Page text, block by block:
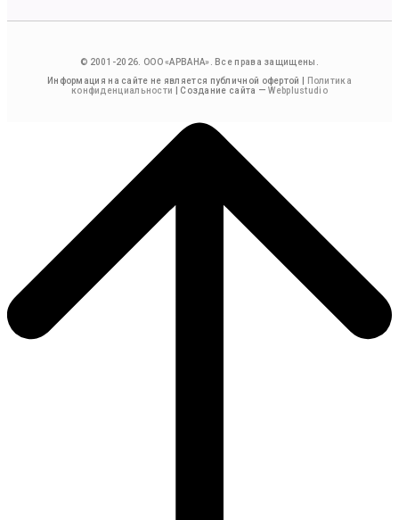
© 2001-2026. ООО «АРВАНА». Все права защищены.
Информация на сайте не является публичной офертой |
Политика
конфиденциальности
| Создание сайта —Webplustudio